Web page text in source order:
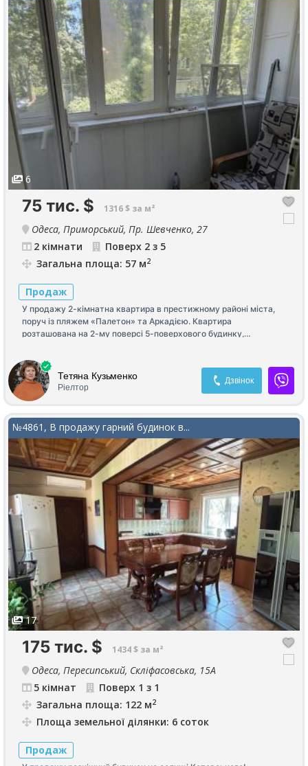
6
75 тис. $ 1316 $ за м²
Одеса, Приморський, Пр. Шевченко, 27
2 кімнати
Поверх 2 з 5
Загальна площа: 57 м2
Продаж
У продажу 2-кімнатна квартира в престижному районі міста,
поруч із пляжем «Палетон» та Аркадією. Квартира
розташована на 2-му поверсі 5-поверхового будинку,
сучасний капітальний ремонт. Залишаються меблі та техніка.
Можливий продаж за державними програмами.
Тетяна Кузьменко
Ріелтор
Дзвінок
№4861, В продажу гарний будинок в...
17
175 тис. $ 1434 $ за м²
Одеса, Пересипський, Скліфасовська, 15А
5 кімнат
Поверх 1 з 1
Загальна площа: 122 м2
Площа земельної ділянки: 6 соток
Продаж